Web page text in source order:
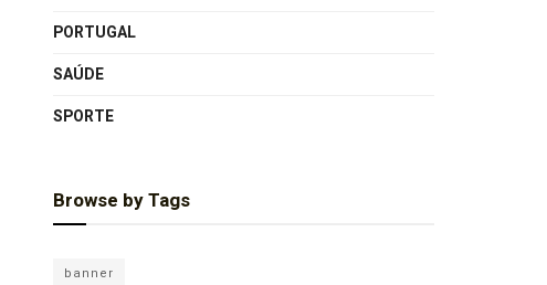
PORTUGAL
SAÚDE
SPORTE
Browse by Tags
banner